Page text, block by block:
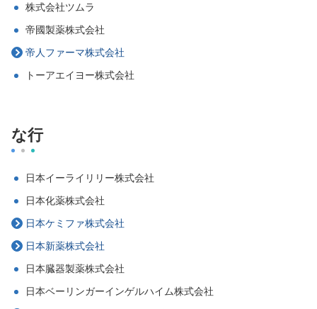
株式会社ツムラ
帝國製薬株式会社
帝人ファーマ株式会社
トーアエイヨー株式会社
な行
日本イーライリリー株式会社
日本化薬株式会社
日本ケミファ株式会社
日本新薬株式会社
日本臓器製薬株式会社
日本ベーリンガーインゲルハイム株式会社